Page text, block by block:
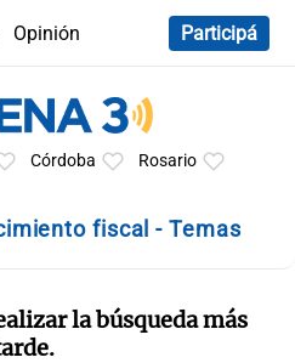
Opinión
Participá
Córdoba Rosario
fiscal - Temas
la búsqueda más